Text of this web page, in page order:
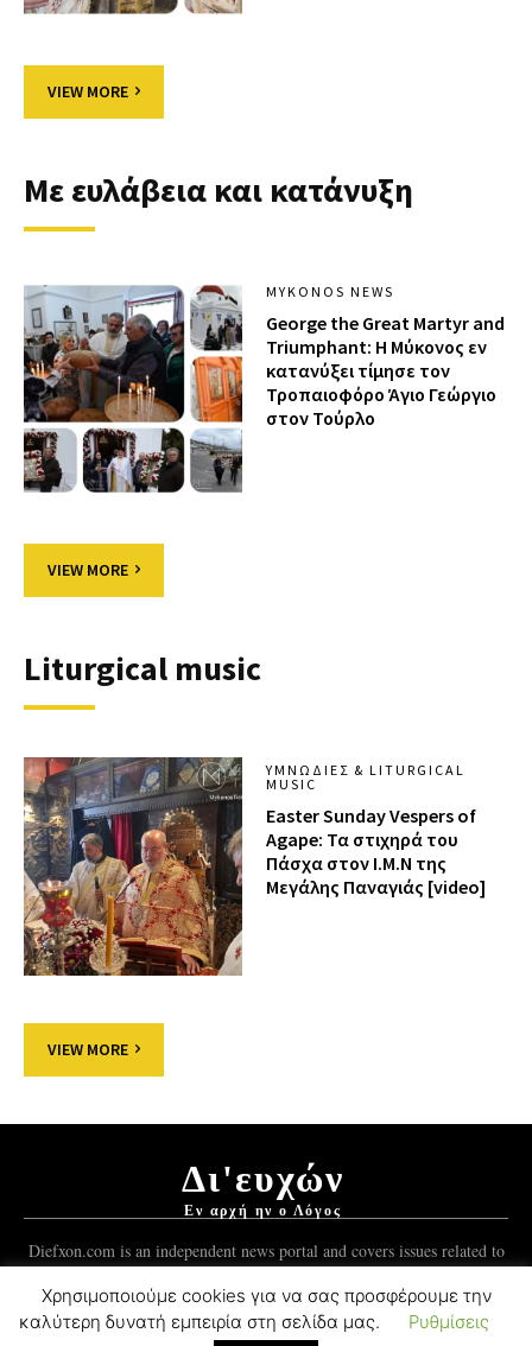
VIEW MORE
Με ευλάβεια και κατάνυξη
MYKONOS NEWS
George the Great Martyr and
Triumphant: Η Μύκονος εν
κατανύξει τίμησε τον
Τροπαιοφόρο Άγιο Γεώργιο
στον Τούρλο
VIEW MORE
Liturgical music
ΥΜΝΩΔΊΕΣ & LITURGICAL
MUSIC
Easter Sunday Vespers of
Agape: Τα στιχηρά του
Πάσχα στον Ι.Μ.Ν της
Μεγάλης Παναγιάς [video]
VIEW MORE
Δι'ευχών
Εν αρχή ην ο Λόγος
Diefxon.com is an independent news portal and covers issues related to
Χρησιμοποιούμε cookies για να σας προσφέρουμε την
καλύτερη δυνατή εμπειρία στη σελίδα μας.
Ρυθμίσεις